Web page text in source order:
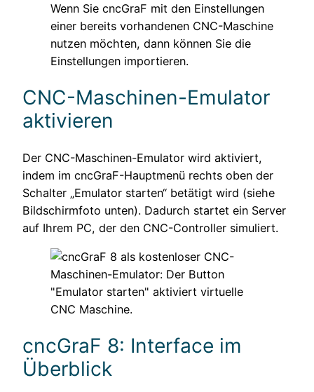
Wenn Sie cncGraF mit den Einstellungen
einer bereits vorhandenen CNC-Maschine
nutzen möchten, dann können Sie die
Einstellungen importieren.
CNC-Maschinen-Emulator
aktivieren
Der CNC-Maschinen-Emulator wird aktiviert,
indem im cncGraF-Hauptmenü rechts oben der
Schalter „Emulator starten“ betätigt wird (siehe
Bildschirmfoto unten). Dadurch startet ein Server
auf Ihrem PC, der den CNC-Controller simuliert.
cncGraF 8: Interface im
Überblick